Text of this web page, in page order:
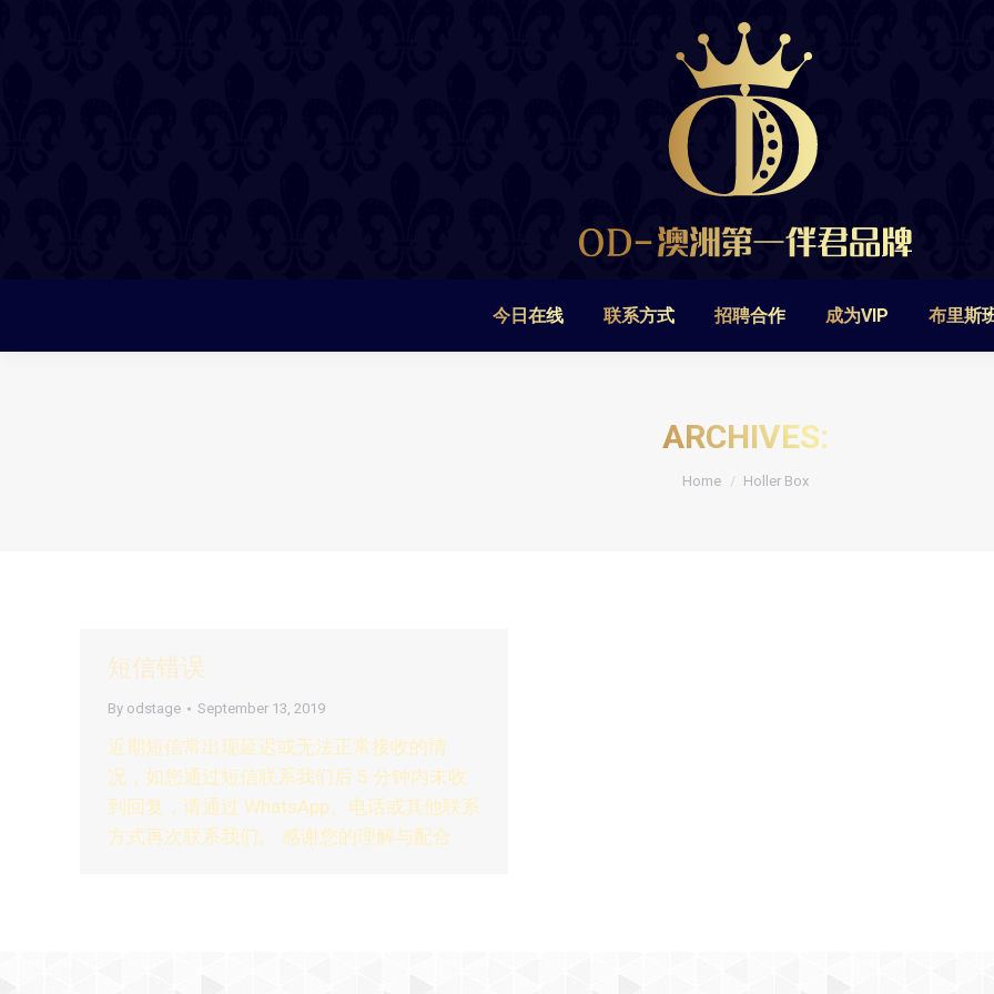
今日在线 联系方式 招聘合作 成为VIP 布里斯
ARCHIVES:
You are here:
Home Holler Box
短信错误
By odstage September 13, 2019
近期短信常出现延迟或无法正常接收的情
况，如您通过短信联系我们后 5 分钟内未收
到回复，请通过 WhatsApp、电话或其他联系
方式再次联系我们。 感谢您的理解与配合
招聘合作